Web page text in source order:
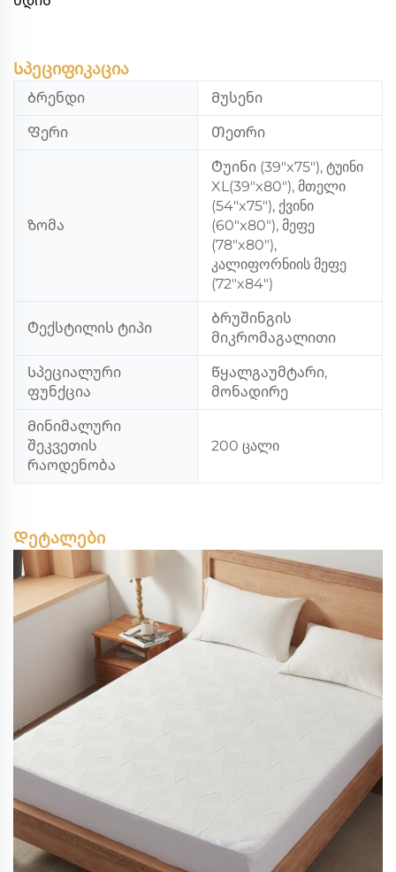
Სპეციფიკაცია
Ბრენდი Მუსენი
Ფერი Თეთრი
Ზომა
Ტუინი (39"x75"), ტუინი
XL(39"x80"), მთელი
(54"x75"), ქვინი
(60"x80"), მეფე
(78"x80"),
კალიფორნიის მეფე
(72"x84")
Ტექსტილის ტიპი
Ბრუშინგის
მიკრომაგალითი
Სპეციალური
ფუნქცია
Წყალგაუმტარი,
მონადირე
Მინიმალური
შეკვეთის
რაოდენობა
200 ცალი
Დეტალები